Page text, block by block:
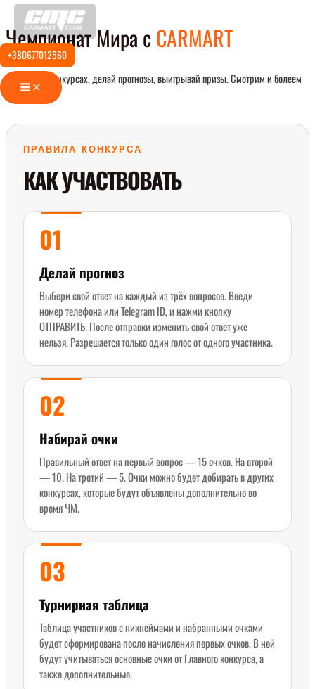
Перейти
к
содержимому
+380677012560
Main
Menu
Чемпионат Мира с CARMART
Участвуй в конкурсах, делай прогнозы, выигрывай призы. Смотрим и болеем
вместе.
ПРАВИЛА КОНКУРСА
КАК УЧАСТВОВАТЬ
01
Делай прогноз
Выбери свой ответ на каждый из трёх вопросов. Введи
номер телефона или Telegram ID, и нажми кнопку
ОТПРАВИТЬ. После отправки изменить свой ответ уже
нельзя. Разрешается только один голос от одного участника.
02
Набирай очки
Правильный ответ на первый вопрос — 15 очков. На второй
— 10. На третий — 5. Очки можно будет добирать в других
конкурсах, которые будут объявлены дополнительно во
время ЧМ.
03
Турнирная таблица
Таблица участников с никнеймами и набранными очками
будет сформирована после начисления первых очков. В ней
будут учитываться основные очки от Главного конкурса, а
также дополнительные.